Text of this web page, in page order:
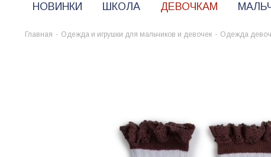
НОВИНКИ ШКОЛА ДЕВОЧКАМ
Главная - Одежда и игрушки для мальчиков и девочек - Одежда